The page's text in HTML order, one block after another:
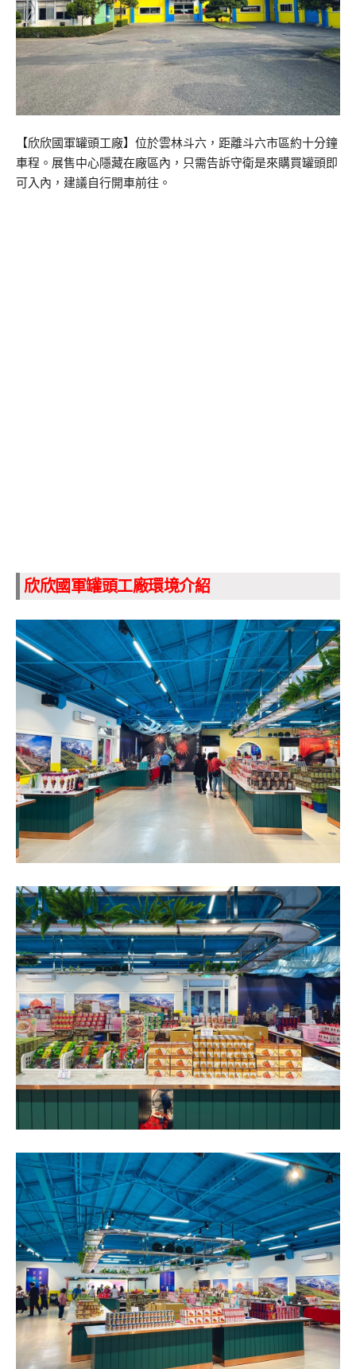
【欣欣國軍罐頭工廠】位於雲林斗六，距離斗六市區約十分鐘
車程。展售中心隱藏在廠區內，只需告訴守衛是來購買罐頭即
可入內，建議自行開車前往。
欣欣國軍罐頭工廠環境介紹